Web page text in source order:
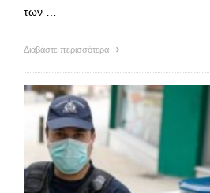
των …
Διαβάστε περισσότερα